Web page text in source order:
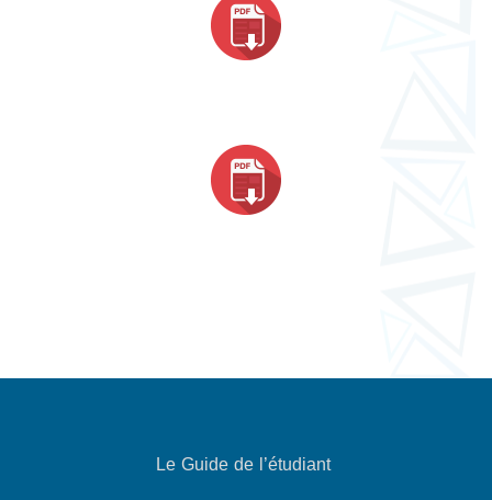
Le Guide de l’étudiant